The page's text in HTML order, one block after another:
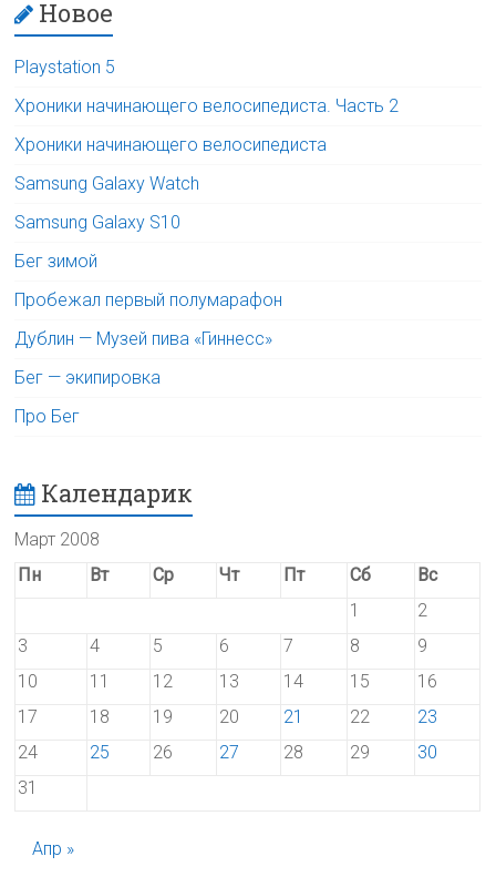
Новое
Playstation 5
Хроники начинающего велосипедиста. Часть 2
Хроники начинающего велосипедиста
Samsung Galaxy Watch
Samsung Galaxy S10
Бег зимой
Пробежал первый полумарафон
Дублин — Музей пива «Гиннесс»
Бег — экипировка
Про Бег
Календарик
Март 2008
Пн
Вт Ср Чт Пт Сб
Вс
1
2
3
4 5 6 7 8
9
10
11 12 13 14 15
16
17
18 19 20 21 22
23
24
25 26 27 28 29
30
31
Апр »